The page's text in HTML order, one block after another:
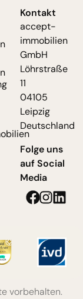
Kontakt
accept-
immobilien
GmbH
Löhrstraße
11
04105
Leipzig
Deutschland
Folge uns
auf Social
Media
vorbehalten.